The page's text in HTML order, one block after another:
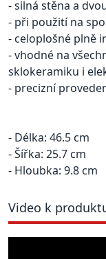
- silná stěna a
- při použití na
- celoplošné plně
- vhodné na
sklokeramiku i
- precizní
- Délka: 46.5 cm
- Šířka: 25.7 cm
- Hloubka: 9.8 cm
Video k